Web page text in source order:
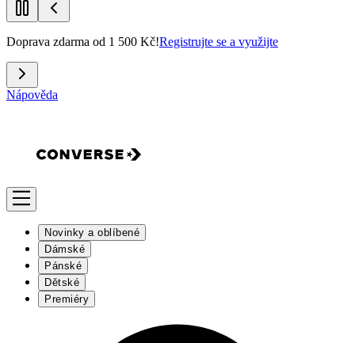
Doprava zdarma od 1 500 Kč!Registrujte se a využijte
Nápověda
Novinky a oblíbené
Dámské
Pánské
Dětské
Premiéry